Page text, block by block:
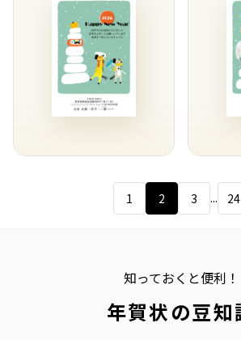
1 2 3 ... 24
知っておくと便利！
年賀状の豆知